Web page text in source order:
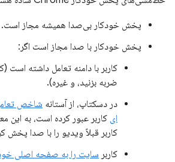
پخش خودکار بی‌صدا همیشه مجاز است.
پخش خودکار با صدا مجاز است اگر:
کاربر با دامنه تعامل داشته است
ضربه بزنید، و غیره).
در دسکتاپ، از آستانه شاخص
ای کاربر عبور کرده است، به این
کاربر قبلاً ویدیو را با صدا پخش
کاربر سایت را به صفحه اصلی